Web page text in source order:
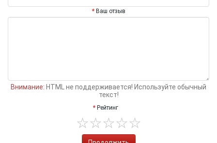
Ваш отзыв
Внимание: HTML не поддерживается! Используйте обычный
текст!
Рейтинг